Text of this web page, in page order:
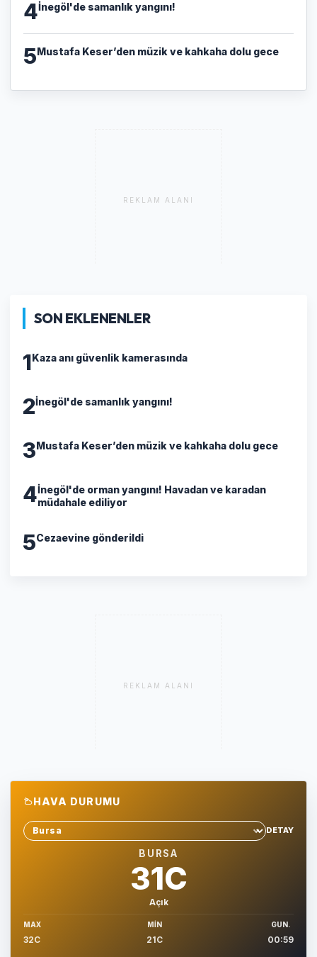
4İnegöl'de samanlık yangını!
5Mustafa Keser’den müzik ve kahkaha dolu gece
REKLAM ALANI
SON EKLENENLER
1Kaza anı güvenlik kamerasında
2İnegöl'de samanlık yangını!
3Mustafa Keser’den müzik ve kahkaha dolu gece
4İnegöl'de orman yangını! Havadan ve karadan
müdahale ediliyor
5Cezaevine gönderildi
REKLAM ALANI
HAVA DURUMU
Sehir sec
DETAY
BURSA
31C
Açık
MAX
32C
MIN
21C
GUN.
00:59